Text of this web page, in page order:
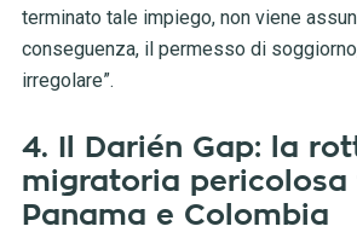
terminato tale impiego, non viene
conseguenza, il permesso di
irregolare”.
4. Il Darién Gap: la
migratoria pericolosa
Panama e Colombia